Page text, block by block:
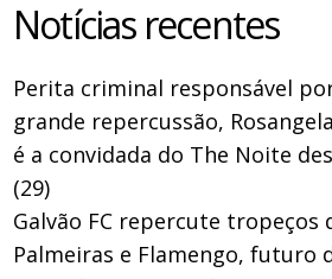
Notícias recentes
Perita criminal responsável
grande repercussão,
é a convidada do The Noite
(29)
Galvão FC repercute tropeços
Palmeiras e Flamengo, futuro